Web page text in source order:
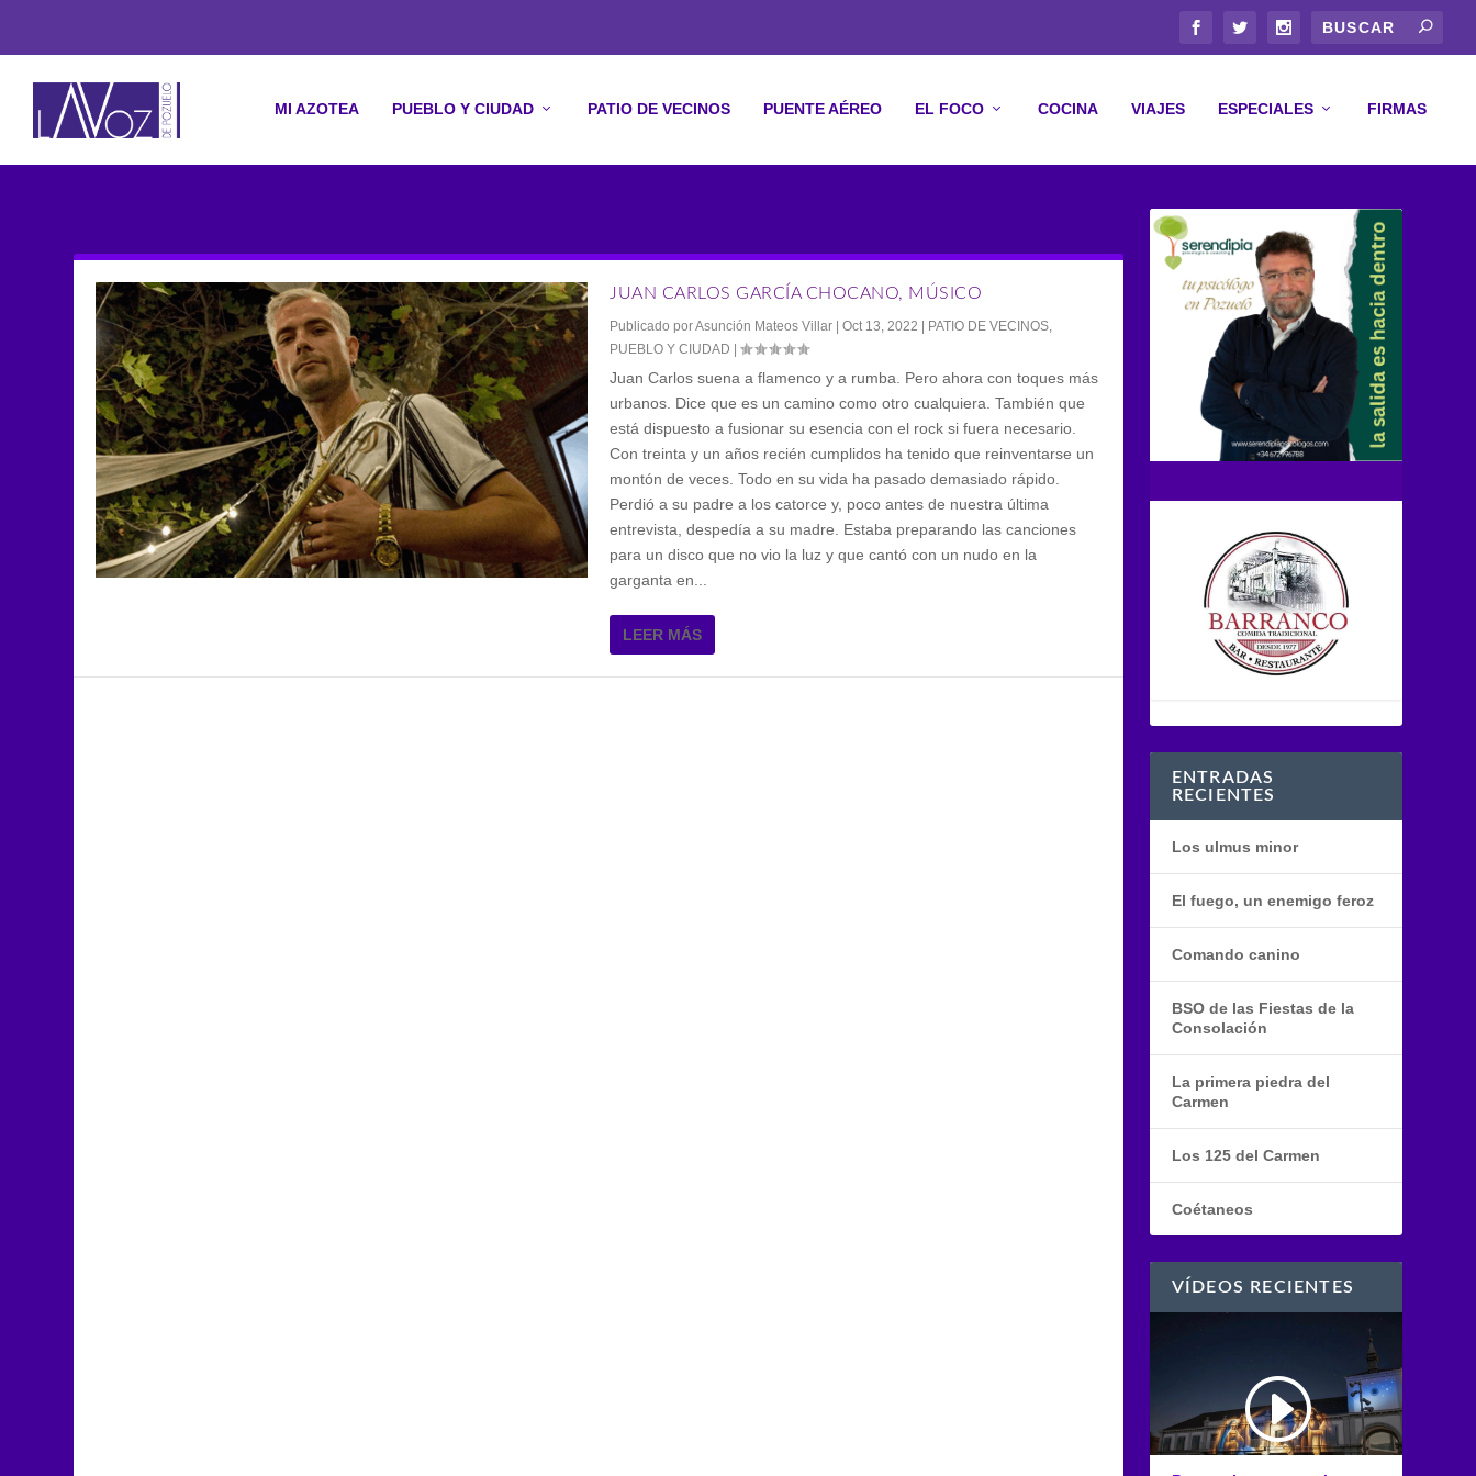
MI AZOTEA PUEBLO Y CIUDAD PATIO DE VECINOS PUENTE AÉREO EL FOCO COCINA VIAJES ESPECIALES FIRMAS
JUAN CARLOS GARCÍA CHOCANO, MÚSICO
Publicado porAsunción Mateos Villar |Oct 13, 2022 PATIO DE VECINOS,
PUEBLO Y CIUDAD |
Juan Carlos suena a flamenco y a rumba. Pero ahora con toques más
urbanos. Dice que es un camino como otro cualquiera. También que
está dispuesto a fusionar su esencia con el rock si fuera necesario.
Con treinta y un años recién cumplidos ha tenido que reinventarse un
montón de veces. Todo en su vida ha pasado demasiado rápido.
Perdió a su padre a los catorce y, poco antes de nuestra última
entrevista, despedía a su madre. Estaba preparando las canciones
para un disco que no vio la luz y que cantó con un nudo en la
garganta en...
LEER MÁS
ENTRADAS
RECIENTES
Los ulmus minor
El fuego, un enemigo feroz
Comando canino
BSO de las Fiestas de la
Consolación
La primera piedra del
Carmen
Los 125 del Carmen
Coétaneos
VÍDEOS RECIENTES